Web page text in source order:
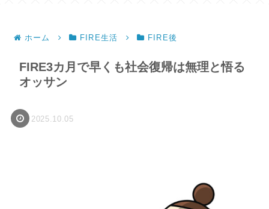
ホーム FIRE生活 FIRE後
FIRE3カ月で早くも社会復帰は無理と悟る
オッサン
2025.10.05